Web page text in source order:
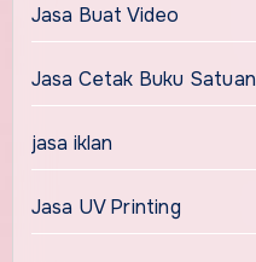
Jasa Buat Video
Jasa Cetak Buku Satuan
jasa iklan
Jasa UV Printing